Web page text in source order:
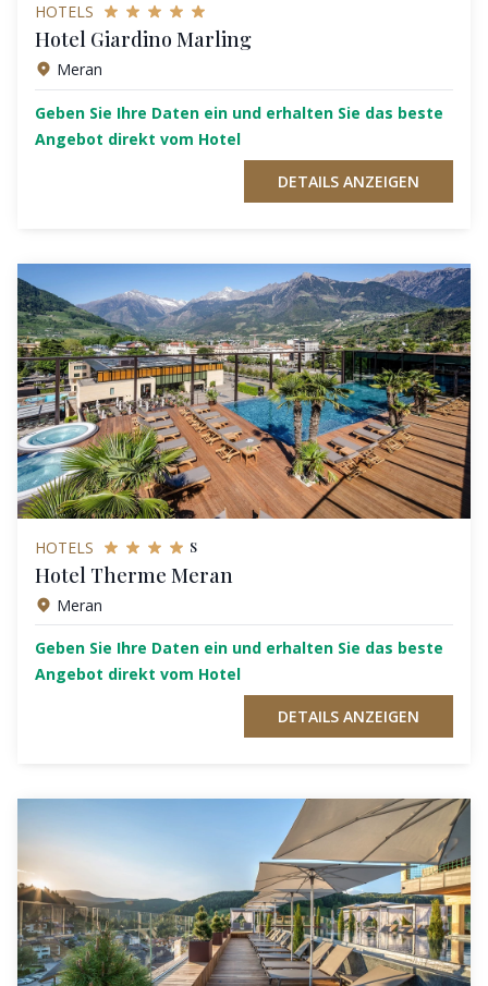
HOTELS
Hotel Giardino Marling
Meran
Geben Sie Ihre Daten ein und erhalten Sie das beste
Angebot direkt vom Hotel
DETAILS ANZEIGEN
HOTELS s
Hotel Therme Meran
Meran
Geben Sie Ihre Daten ein und erhalten Sie das beste
Angebot direkt vom Hotel
DETAILS ANZEIGEN